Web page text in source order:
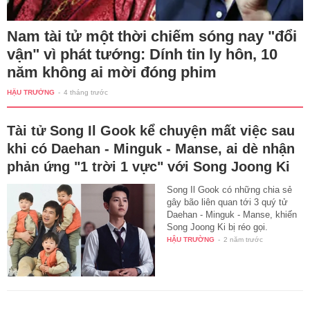
Nam tài tử một thời chiếm sóng nay "đổi
vận" vì phát tướng: Dính tin ly hôn, 10
năm không ai mời đóng phim
HẬU TRƯỜNG - 4 tháng trước
Tài tử Song Il Gook kể chuyện mất việc sau
khi có Daehan - Minguk - Manse, ai dè nhận
phản ứng "1 trời 1 vực" với Song Joong Ki
Song Il Gook có những chia sẻ
gây bão liên quan tới 3 quý tử
Daehan - Minguk - Manse, khiến
Song Joong Ki bị réo gọi.
HẬU TRƯỜNG - 2 năm trước